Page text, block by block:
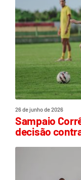
26 de junho de 2026
Sampaio
decisão